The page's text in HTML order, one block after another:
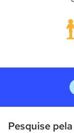
Pesquise